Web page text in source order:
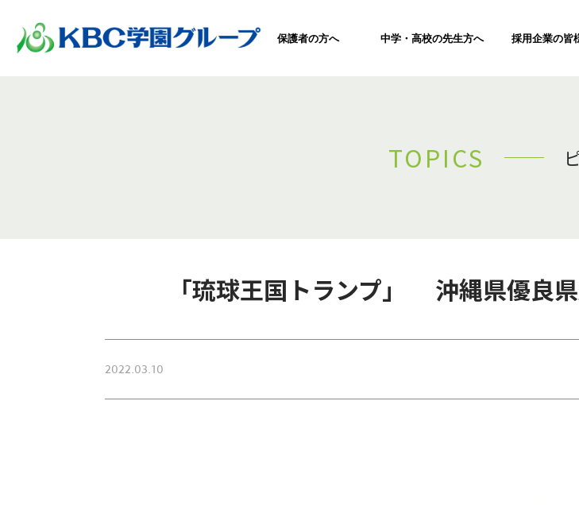
保護者の方へ 中学・高校の先生方へ 採用企業の皆
TOPICS
「琉球王国トランプ」 沖縄県
2022.03.10